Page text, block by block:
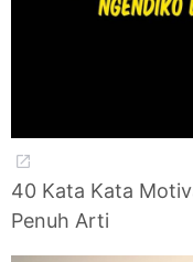
40 Kata Kata
Penuh Arti